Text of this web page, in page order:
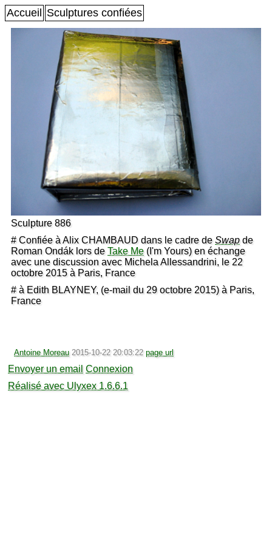
Accueil Sculptures confiées
Sculpture 886
# Confiée à Alix CHAMBAUD dans le cadre deSwapde
Roman Ondák lors deTake Me(I'm Yours) en échange
avec une discussion avec Michela Allessandrini, le 22
octobre 2015 à Paris, France
# à Edith BLAYNEY, (e-mail du 29 octobre 2015) à Paris,
France
Antoine Moreau 2015-10-22 20:03:22 page url
Envoyer un email Connexion
Réalisé avec Ulyxex 1.6.6.1